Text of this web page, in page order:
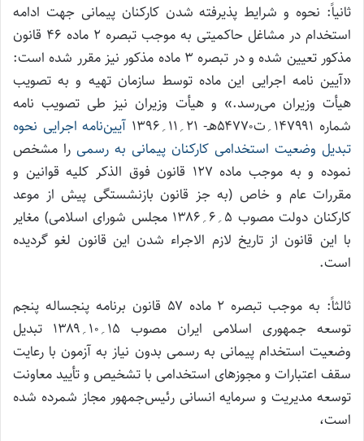
ثانیاً: نحوه و شرایط پذیرفته شدن کارکنان پیمانی جهت ادامه
استخدام در مشاغل حاکمیتی به موجب تبصره ۲ ماده ۴۶ قانون
مذکور تعیین شده و در تبصره ۳ ماده مذکور نیز مقرر شده است:
«آیین نامه اجرایی این ماده توسط سازمان تهیه و به تصویب
هیأت وزیران می‌رسد.» و هیأت وزیران نیز طی تصویب نامه
شماره ۱۴۷۹۹۱؍ت۵۴۷۷۰هـ- ۲۱؍۱۱؍۱۳۹۶
آیین‌نامه اجرایی نحوه
تبدیل وضعیت استخدامی کارکنان پیمانی به رسمی را مشخص
نموده و به موجب ماده ۱۲۷ قانون فوق الذکر کلیه قوانین و
مقررات عام و خاص (به جز قانون بازنشستگی پیش از موعد
کارکنان دولت مصوب ۵؍۶؍۱۳۸۶ مجلس شورای اسلامی) مغایر
با این قانون از تاریخ لازم الاجراء شدن این قانون لغو گردیده
است.
ثالثاً: به موجب تبصره ۲ ماده ۵۷ قانون برنامه پنجساله پنجم
توسعه جمهوری اسلامی ایران مصوب ۱۵؍۱۰؍۱۳۸۹ تبدیل
وضعیت استخدام پیمانی به رسمی بدون نیاز به آزمون با رعایت
سقف اعتبارات و مجوزهای استخدامی با تشخیص و تأیید معاونت
توسعه مدیریت و سرمایه انسانی رئیس‌جمهور مجاز شمرده شده
است،